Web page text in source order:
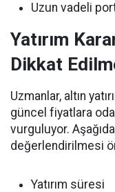
Uzun vadeli
Yatırım
Dikkat
Uzmanlar, altın
güncel fiyatlara
vurguluyor.
değerlendirilmesi
Yatırım süresi